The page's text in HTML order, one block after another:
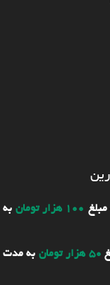
مبلغ 100 هزار تومان
به
50 هزار تومان
به مدت